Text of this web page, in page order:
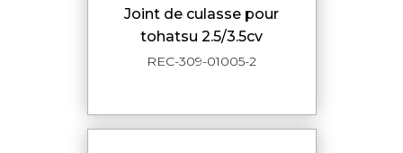
joint de culasse pour
tohatsu 2.5/3.5cv
REC-309-01005-2